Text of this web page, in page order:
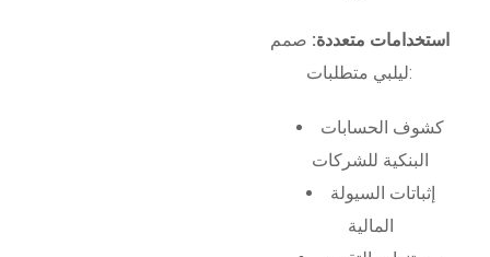
استخدامات متعددة: صمم
ليلبي متطلبات:
كشوف الحسابات
البنكية للشركات
إثباتات السيولة
المالية